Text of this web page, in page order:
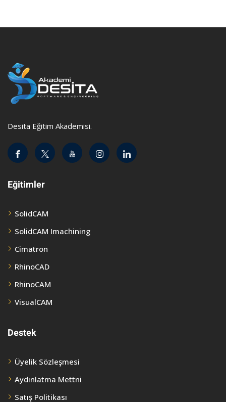
Desita Eğitim Akademisi.
Eğitimler
SolidCAM
SolidCAM Imachining
Cimatron
RhinoCAD
RhinoCAM
VisualCAM
Destek
Üyelik Sözleşmesi
Aydınlatma Mettni
Satış Politikası